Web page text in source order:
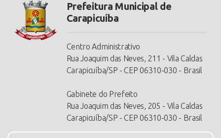
Prefeitura Municipal de
Carapicuíba
Centro Administrativo
Rua Joaquim das Neves, 211 - Vila Caldas
Carapicuíba/SP - CEP 06310-030 - Brasil
Gabinete do Prefeito
Rua Joaquim das Neves, 205 - Vila Caldas
Carapicuíba/SP - CEP 06310-030 - Brasil